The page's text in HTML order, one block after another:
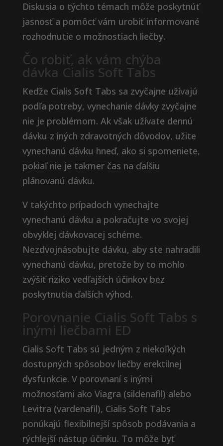
Diskusia o týchto témach môže poskytnúť
jasnosť a pomôcť vám urobiť informované
rozhodnutie o možnostiach liečby.
Čo robiť, ak vám chýba
dávka Cialis Soft Tabs
Keďže Cialis Soft Tabs sa zvyčajne užívajú
podľa potreby, vynechanie dávky zvyčajne
nie je problémom. Ak však užívate dennú
dávku z iných zdravotných dôvodov, užite
vynechanú dávku hneď, ako si spomeniete,
pokiaľ nie je takmer čas na ďalšiu
plánovanú dávku.
V takýchto prípadoch vynechajte
vynechanú dávku a pokračujte vo svojej
obvyklej dávkovacej schéme.
Nezdvojnásobujte dávku, aby ste nahradili
vynechanú dávku, pretože by to mohlo
zvýšiť riziko vedľajších účinkov bez
poskytnutia ďalších výhod.
Porovnanie Cialis Soft Tabs s
inými liečbami ED
Cialis Soft Tabs sú jedným z niekoľkých
dostupných spôsobov liečby erektilnej
dysfunkcie. V porovnaní s inými
možnosťami ako Viagra (sildenafil) alebo
Levitra (vardenafil), Cialis Soft Tabs
ponúkajú flexibilnejší spôsob podávania a
rýchlejší nástup účinku. To môže byť